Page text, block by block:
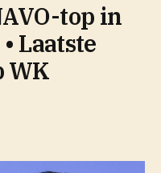
top in
Laatste
WK